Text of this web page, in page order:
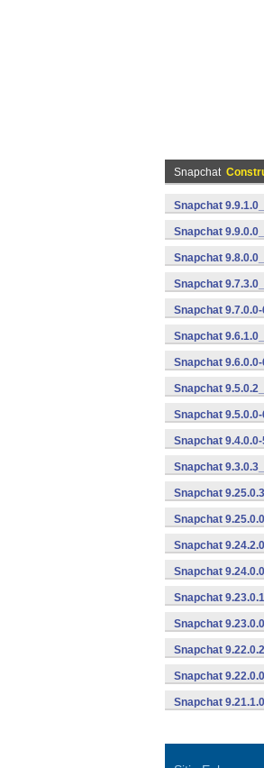
Snapchat
Snapchat
Snapchat
Snapchat
Snapchat
Snapchat
Snapchat
Snapchat
Snapchat
Snapchat
Snapchat
Snapchat
Snapchat
Snapchat
Snapchat
Snapchat
Snapchat
Snapchat
Snapchat
Snapchat
Snapchat